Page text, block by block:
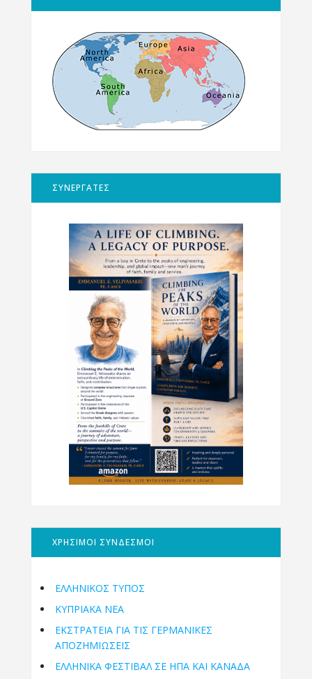
ΣΥΝΕΡΓΑΤΕΣ
ΧΡΗΣΙΜΟΙ ΣΥΝΔΕΣΜΟΙ
ΕΛΛΗΝΙΚΟΣ ΤΥΠΟΣ
ΚΥΠΡΙΑΚΑ ΝΕΑ
ΕΚΣΤΡΑΤΕΙΑ ΓΙΑ ΤΙΣ ΓΕΡΜΑΝΙΚΕΣ
ΑΠΟΖΗΜΙΩΣΕΙΣ
ΕΛΛΗΝΙΚΆ ΦΕΣΤΙΒΆΛ ΣΕ ΗΠΑ ΚΑΙ ΚΑΝΑΔΑ